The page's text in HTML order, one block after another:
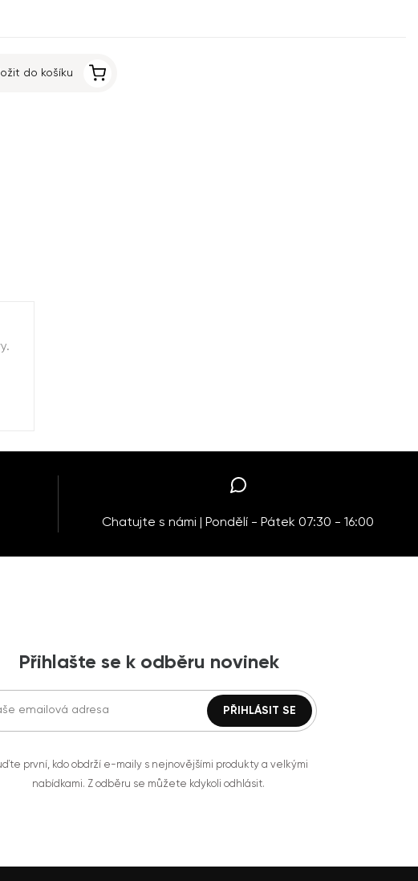
do košíku
Chatujte s námi | Pondělí - Pátek 07:30 - 16:00
Přihlašte se k odběru novinek
první, kdo obdrží e-maily s nejnovějšími produkty a velkými
nabídkami. Z odběru se můžete kdykoli odhlásit.